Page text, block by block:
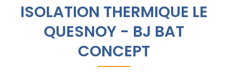
ISOLATION THERMIQUE LE
QUESNOY - BJ BAT
CONCEPT